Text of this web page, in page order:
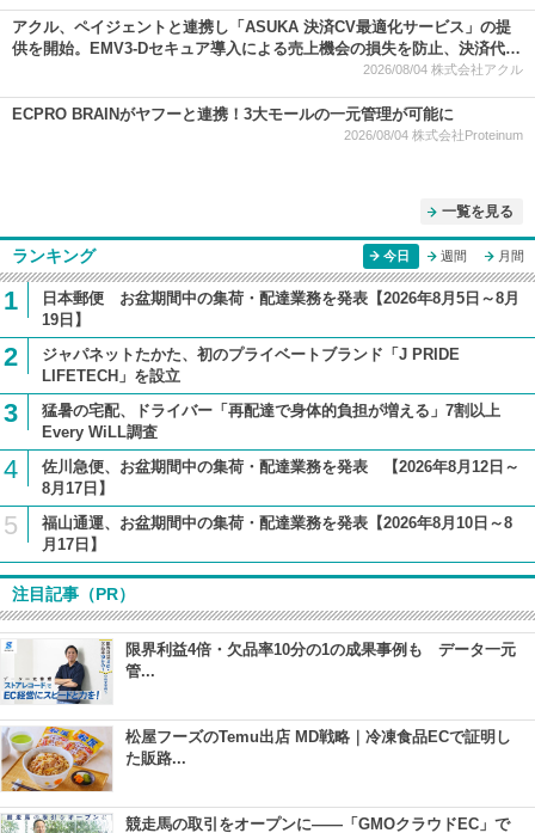
アクル、ペイジェントと連携し「ASUKA 決済CV最適化サービス」の提
供を開始。EMV3-Dセキュア導入による売上機会の損失を防止、決済代行
2026/08/04 株式会社アクル
ECPRO BRAINがヤフーと連携！3大モールの一元管理が可能に
2026/08/04 株式会社Proteinum
一覧を見る
ランキング 今日 週間 月間
1
日本郵便 お盆期間中の集荷・配達業務を発表【2026年8月5日～8月
19日】
2
ジャパネットたかた、初のプライベートブランド「J PRIDE
LIFETECH」を設立
3
猛暑の宅配、ドライバー「再配達で身体的負担が増える」7割以上
Every WiLL調査
4
佐川急便、お盆期間中の集荷・配達業務を発表 【2026年8月12日～
8月17日】
5
福山通運、お盆期間中の集荷・配達業務を発表【2026年8月10日～8
月17日】
注目記事（PR）
限界利益4倍・欠品率10分の1の成果事例も データ一元
管...
松屋フーズのTemu出店 MD戦略｜冷凍食品ECで証明し
た販路...
競走馬の取引をオープンに――「GMOクラウドEC」で